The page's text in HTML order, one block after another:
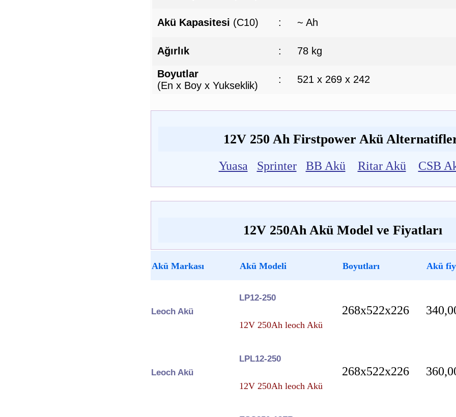
Akü Kapasitesi (C10) : ~ Ah
Ağırlık : 78 kg
Boyutlar
(En x Boy x Yukseklik)
: 521 x 269 x 242
12V 250 Ah Firstpower Akü
Yuasa Sprinter BB Akü Ritar Akü CSB
12V 250Ah Akü Model ve Fiyatları
Akü Markası Akü Modeli Boyutları Akü
Leoch Akü
LP12-250
12V 250Ah leoch Akü
268x522x226
Leoch Akü
LPL12-250
12V 250Ah leoch Akü
268x522x226